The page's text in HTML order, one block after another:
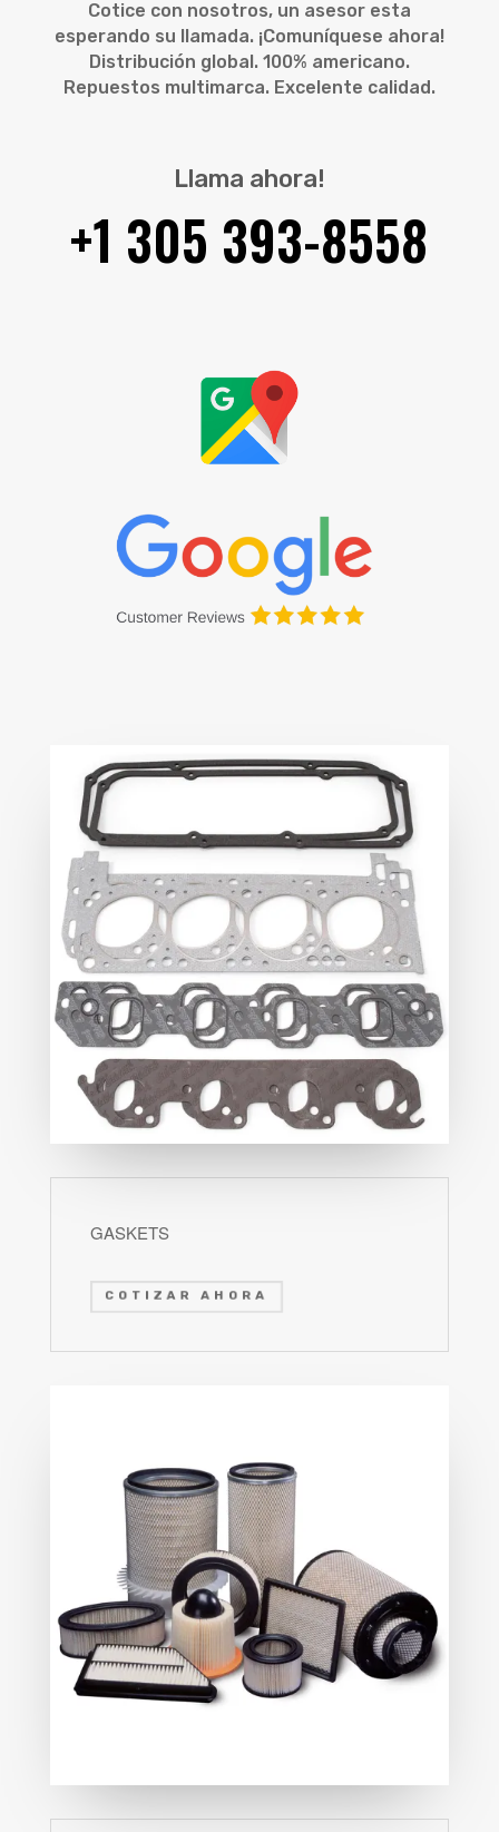
Cotice con nosotros, un asesor esta
esperando su llamada. ¡Comuníquese ahora!
Distribución global. 100% americano.
Repuestos multimarca. Excelente calidad.
Llama ahora!
+1 305 393-8558
GASKETS
COTIZAR AHORA